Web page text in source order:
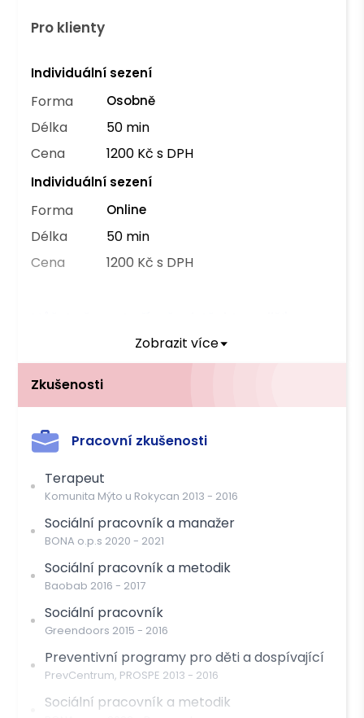
Pro klienty
Individuální sezení
Forma Osobně
Délka
50 min
Cena
1200 Kč s DPH
Individuální sezení
Forma Online
Délka
50 min
Cena
1200 Kč s DPH
Platba
Zobrazit více
Zkušenosti
Pracovní zkušenosti
Terapeut
Komunita Mýto u Rokycan 2013 - 2016
Sociální pracovník a manažer
BONA o.p.s 2020 - 2021
Sociální pracovník a metodik
Baobab 2016 - 2017
Sociální pracovník
Greendoors 2015 - 2016
Preventivní programy pro děti a dospívající
PrevCentrum, PROSPE 2013 - 2016
Sociální pracovník a metodik